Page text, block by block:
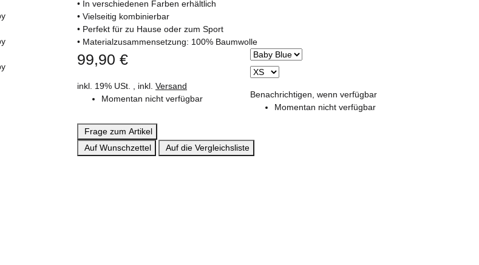
• In verschiedenen Farben erhältlich
• Vielseitig kombinierbar
• Perfekt für zu Hause oder zum Sport
• Materialzusammensetzung: 100% Baumwolle
99,90 €
inkl. 19% USt. , inkl. Versand
Momentan nicht verfügbar
Benachrichtigen, wenn verfügbar
Momentan nicht verfügbar
Frage zum Artikel
Auf Wunschzettel
Auf die Vergleichsliste